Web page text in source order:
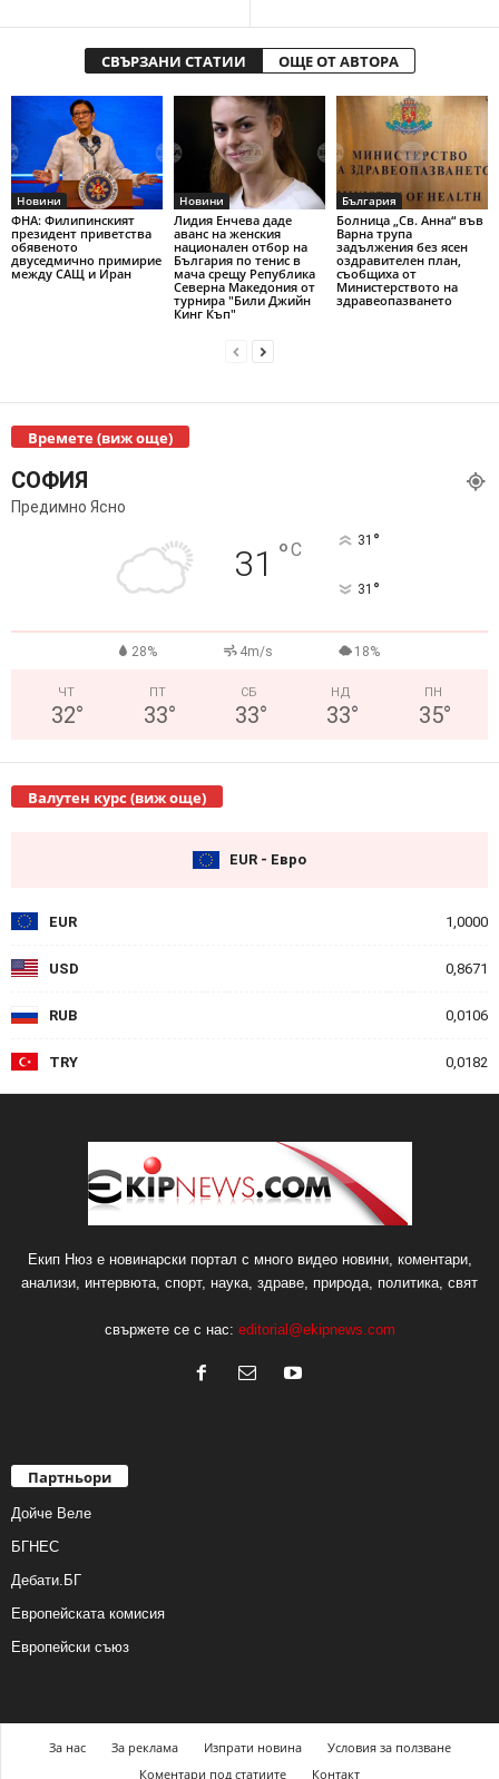
СВЪРЗАНИ СТАТИИ ОЩЕ ОТ АВТОРА
Новини
ФНА: Филипинският
президент приветства
обявеното
двуседмично примирие
между САЩ и Иран
Новини
Лидия Енчева даде
аванс на женския
национален отбор на
България по тенис в
мача срещу Република
Северна Македония от
турнира "Били Джийн
Кинг Къп"
България
Болница „Св. Анна“ във
Варна трупа
задължения без ясен
оздравителен план,
съобщиха от
Министерството на
здравеопазването
Времете (виж още)
СОФИЯ
Предимно Ясно
31 °C 31 °
31 °
28% 4m/s 18%
ЧТ
32°
ПТ
33°
СБ
33°
НД
33°
ПН
35°
Валутен курс (виж още)
EUR - Евро
EUR 1,0000
USD 0,8671
RUB 0,0106
TRY 0,0182
Екип Нюз е новинарски портал с много видео новини, коментари,
анализи, интервюта, спорт, наука, здраве, природа, политика, свят
свържете се с нас: editorial@ekipnews.com
Партньори
Дойче Веле
БГНЕС
Дебати.БГ
Европейската комисия
Европейски съюз
За нас За реклама Изпрати новина
Условия за ползване
Коментари под статиите
Контакт